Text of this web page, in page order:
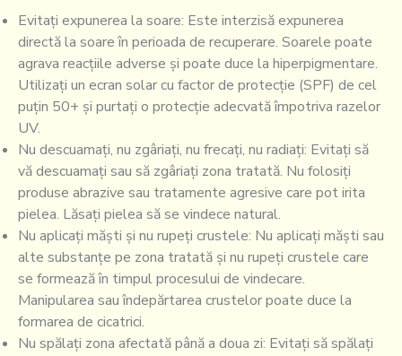
Evitați expunerea la soare: Este interzisă expunerea
directă la soare în perioada de recuperare. Soarele poate
agrava reacțiile adverse și poate duce la hiperpigmentare.
Utilizați un ecran solar cu factor de protecție (SPF) de cel
puțin 50+ și purtați o protecție adecvată împotriva razelor
UV.
Nu descuamați, nu zgâriați, nu frecați, nu radiați: Evitați să
vă descuamați sau să zgâriați zona tratată. Nu folosiți
produse abrazive sau tratamente agresive care pot irita
pielea. Lăsați pielea să se vindece natural.
Nu aplicați măști și nu rupeți crustele: Nu aplicați măști sau
alte substanțe pe zona tratată și nu rupeți crustele care
se formează în timpul procesului de vindecare.
Manipularea sau îndepărtarea crustelor poate duce la
formarea de cicatrici.
Nu spălați zona afectată până a doua zi: Evitați să spălați